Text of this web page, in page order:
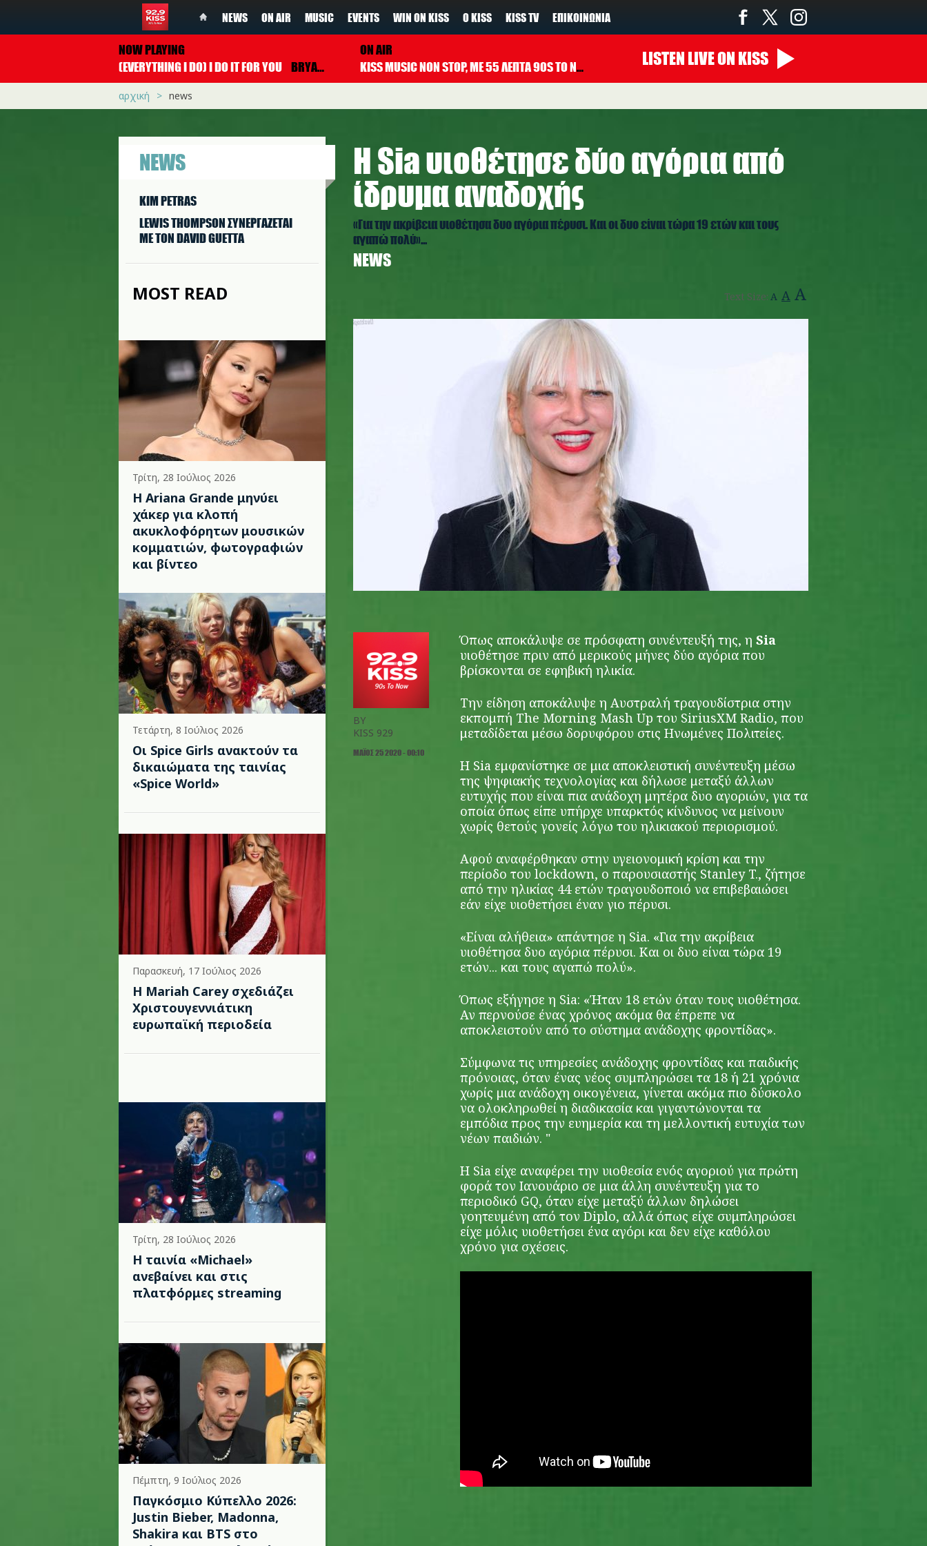
NEWS ON AIR MUSIC EVENTS WIN ON KISS Ο KISS KISS TV ΕΠΙΚΟΙΝΩΝΊΑ
NOW PLAYING
(EVERYTHING I DO) I DO IT FOR YOU BRYAN ADAMS
ON AIR
KISS MUSIC NON STOP, ΜΕ 55 ΛΕΠΤΑ 90S TO NOW ΚΑΘΕ ΩΡΑ
00:00 - 10:00
LISTEN LIVEON KISS
αρχική news
NEWS
KIM PETRAS
LEWIS THOMPSON ΣΥΝΕΡΓAΖΕΤΑΙ
ΜΕ ΤΟΝ DAVID GUETTA
MOST READ
Τρίτη, 28 Ιούλιος 2026
Η Ariana Grande μηνύει
χάκερ για κλοπή
ακυκλοφόρητων μουσικών
κομματιών, φωτογραφιών
και βίντεο
Τετάρτη, 8 Ιούλιος 2026
Οι Spice Girls ανακτούν τα
δικαιώματα της ταινίας
«Spice World»
Παρασκευή, 17 Ιούλιος 2026
Η Mariah Carey σχεδιάζει
Χριστουγεννιάτικη
ευρωπαϊκή περιοδεία
Τρίτη, 28 Ιούλιος 2026
Η ταινία «Michael»
ανεβαίνει και στις
πλατφόρμες streaming
Πέμπτη, 9 Ιούλιος 2026
Παγκόσμιο Κύπελλο 2026:
Justin Bieber, Madonna,
Shakira και BTS στο
Η Sia υιοθέτησε δύο αγόρια από
ίδρυμα αναδοχής
«Για την ακρίβεια υιοθέτησα δυο αγόρια πέρυσι. Και οι δυο είναι τώρα 19 ετών και τους
αγαπώ πολύ»...
NEWS
Text Size: A A A
sia-9.jpg
BY
KISS 929
ΜΆΙΟΣ 25 2020 - 00:10
Όπως αποκάλυψε σε πρόσφατη συνέντευξή της, η Sia
υιοθέτησε πριν από μερικούς μήνες δύο αγόρια που
βρίσκονται σε εφηβική ηλικία.
Την είδηση αποκάλυψε η Αυστραλή τραγουδίστρια στην
εκπομπή The Morning Mash Up του SiriusXM Radio, που
μεταδίδεται μέσω δορυφόρου στις Ηνωμένες Πολιτείες.
Η Sia εμφανίστηκε σε μια αποκλειστική συνέντευξη μέσω
της ψηφιακής τεχνολογίας και δήλωσε μεταξύ άλλων
ευτυχής που είναι πια ανάδοχη μητέρα δυο αγοριών, για τα
οποία όπως είπε υπήρχε υπαρκτός κίνδυνος να μείνουν
χωρίς θετούς γονείς λόγω του ηλικιακού περιορισμού.
Αφού αναφέρθηκαν στην υγειονομική κρίση και την
περίοδο του lockdown, ο παρουσιαστής Stanley T., ζήτησε
από την ηλικίας 44 ετών τραγουδοποιό να επιβεβαιώσει
εάν είχε υιοθετήσει έναν γιο πέρυσι.
«Είναι αλήθεια» απάντησε η Sia. «Για την ακρίβεια
υιοθέτησα δυο αγόρια πέρυσι. Και οι δυο είναι τώρα 19
ετών... και τους αγαπώ πολύ».
Όπως εξήγησε η Sia: «Ήταν 18 ετών όταν τους υιοθέτησα.
Αν περνούσε ένας χρόνος ακόμα θα έπρεπε να
αποκλειστούν από το σύστημα ανάδοχης φροντίδας».
Σύμφωνα τις υπηρεσίες ανάδοχης φροντίδας και παιδικής
πρόνοιας, όταν ένας νέος συμπληρώσει τα 18 ή 21 χρόνια
χωρίς μια ανάδοχη οικογένεια, γίνεται ακόμα πιο δύσκολο
να ολοκληρωθεί η διαδικασία και γιγαντώνονται τα
εμπόδια προς την ευημερία και τη μελλοντική ευτυχία των
νέων παιδιών. "
Η Sia είχε αναφέρει την υιοθεσία ενός αγοριού για πρώτη
φορά τον Ιανουάριο σε μια άλλη συνέντευξη για το
περιοδικό GQ, όταν είχε μεταξύ άλλων δηλώσει
γοητευμένη από τον Diplo, αλλά όπως είχε συμπληρώσει
είχε μόλις υιοθετήσει ένα αγόρι και δεν είχε καθόλου
χρόνο για σχέσεις.